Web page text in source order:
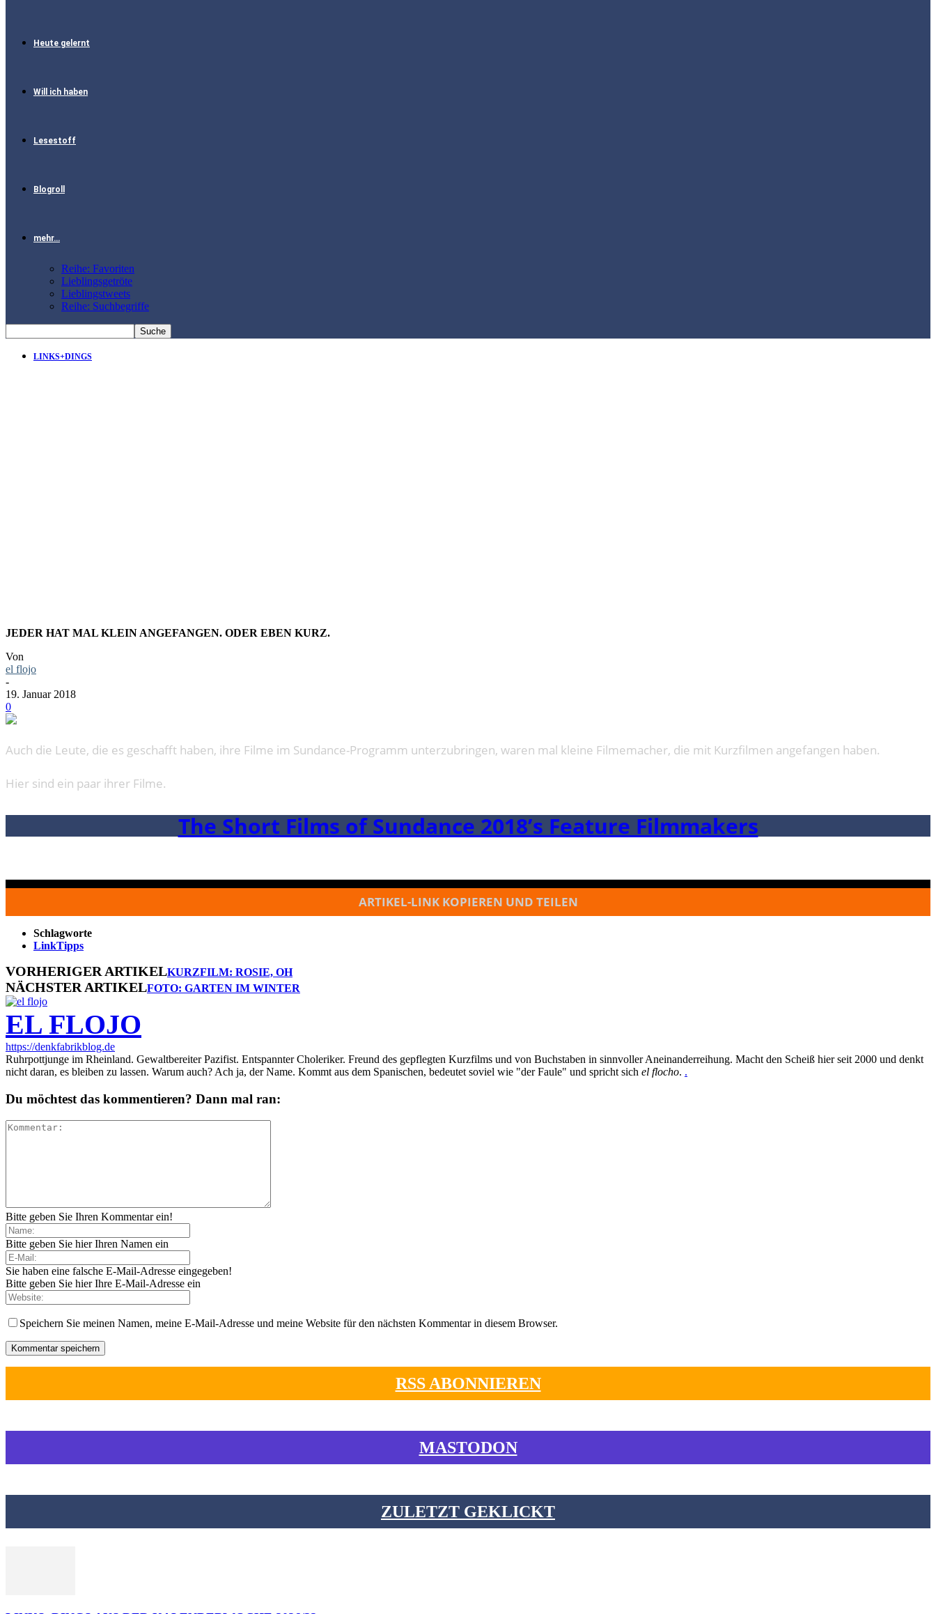
Heute gelernt
Will ich haben
Lesestoff
Blogroll
mehr…
Reihe: Favoriten
Lieblingsgetröte
Lieblingstweets
Reihe: Suchbegriffe
LINKS+DINGS
JEDER HAT MAL KLEIN ANGEFANGEN. ODER EBEN KURZ.
Von
el flojo
-
19. Januar 2018
0
Auch die Leute, die es geschafft haben, ihre Filme im Sundance-Programm unterzubringen, waren mal kleine Filmemacher, die mit Kurzfilmen angefangen haben.
Hier sind ein paar ihrer Filme.
The Short Films of Sundance 2018’s Feature Filmmakers
ARTIKEL-LINK KOPIEREN UND TEILEN
Schlagworte
LinkTipps
VORHERIGER ARTIKELKURZFILM: ROSIE, OH
NÄCHSTER ARTIKELFOTO: GARTEN IM WINTER
EL FLOJO
https://denkfabrikblog.de
Ruhrpottjunge im Rheinland. Gewaltbereiter Pazifist. Entspannter Choleriker. Freund des gepflegten Kurzfilms und von Buchstaben in sinnvoller Aneinanderreihung. Macht den Scheiß hier seit 2000 und denkt
nicht daran, es bleiben zu lassen. Warum auch? Ach ja, der Name. Kommt aus dem Spanischen, bedeutet soviel wie "der Faule" und spricht sich el flocho. .
Du möchtest das kommentieren? Dann mal ran:
Bitte geben Sie Ihren Kommentar ein!
Bitte geben Sie hier Ihren Namen ein
Sie haben eine falsche E-Mail-Adresse eingegeben!
Bitte geben Sie hier Ihre E-Mail-Adresse ein
Speichern Sie meinen Namen, meine E-Mail-Adresse und meine Website für den nächsten Kommentar in diesem Browser.
RSS ABONNIEREN
MASTODON
ZULETZT GEKLICKT